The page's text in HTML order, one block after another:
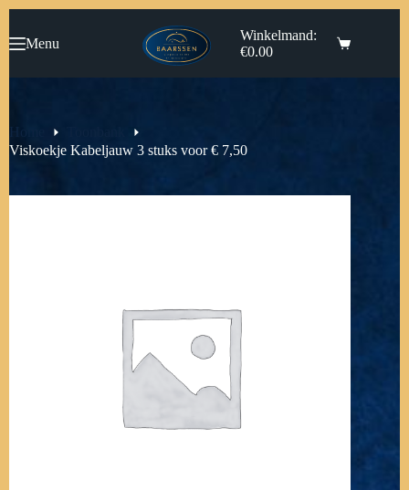
de Menu
Winkelmand:
€0.00
Home
Viskoekje Kabeljauw 3 stuks voor € 7,50